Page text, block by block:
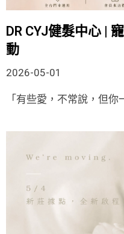
DR CYJ健髮中心 |
動
2026-05-01
「有些愛，不常說，但